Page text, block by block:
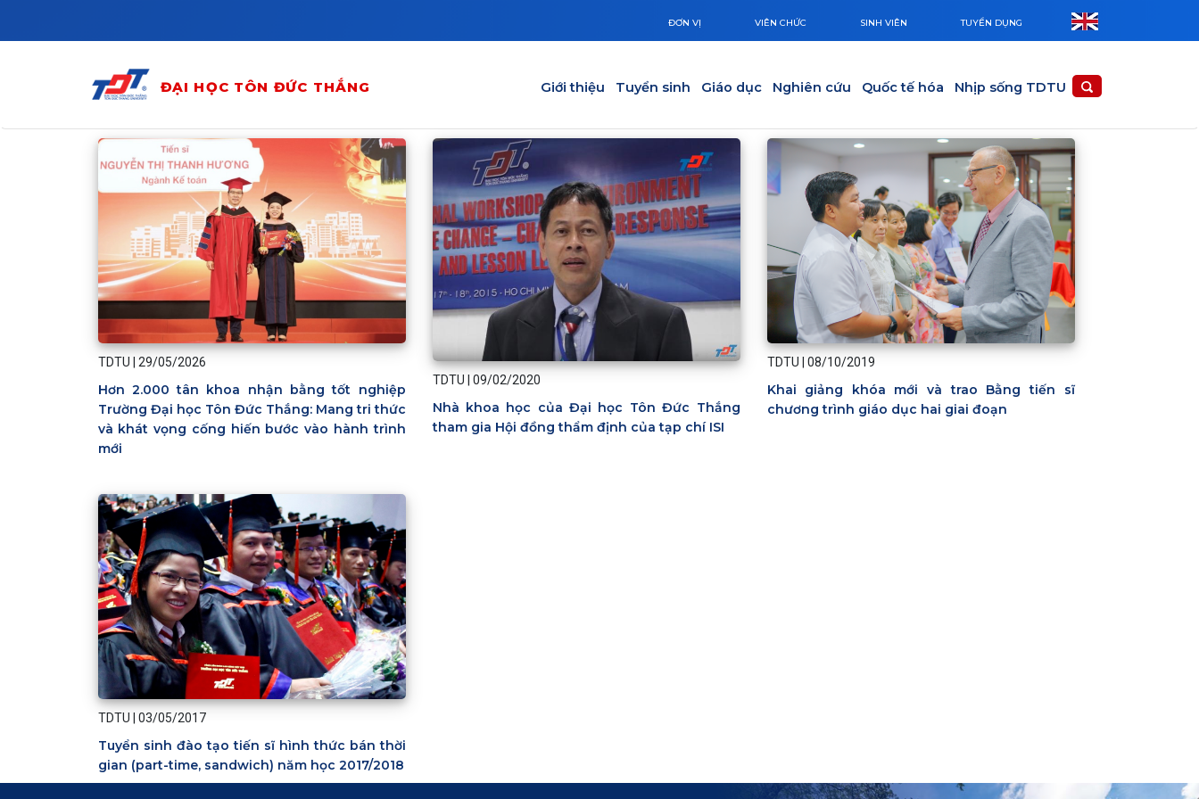
ĐƠN VỊ VIÊN CHỨC SINH VIÊN TUYỂN DỤNG
ĐẠI HỌC TÔN ĐỨC THẮNG Giới thiệu Tuyển sinh Giáo dục Nghiên cứu Quốc tế hóa Nhịp sống TDTU
TDTU 29/05/2026
Hơn 2.000 tân khoa nhận bằng tốt nghiệp
Trường Đại học Tôn Đức Thắng: Mang tri thức
và khát vọng cống hiến bước vào hành trình
mới
TDTU 09/02/2020
Nhà khoa học của Đại học Tôn Đức Thắng
tham gia Hội đồng thẩm định của tạp chí ISI
TDTU 08/10/2019
Khai giảng khóa mới và trao Bằng tiến sĩ
chương trình giáo dục hai giai đoạn
TDTU 03/05/2017
Tuyển sinh đào tạo tiến sĩ hình thức bán thời
gian (part-time, sandwich) năm học 2017/2018